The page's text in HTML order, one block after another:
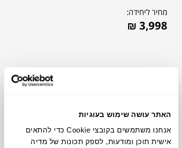
האתר עושה שימוש בעוגיות
אנחנו משתמשים בקובצי Cookie כדי להתאים
אישית תוכן ומודעות, לספק תכונות של מדיה
מחיר ליחידה:
₪ 3,998